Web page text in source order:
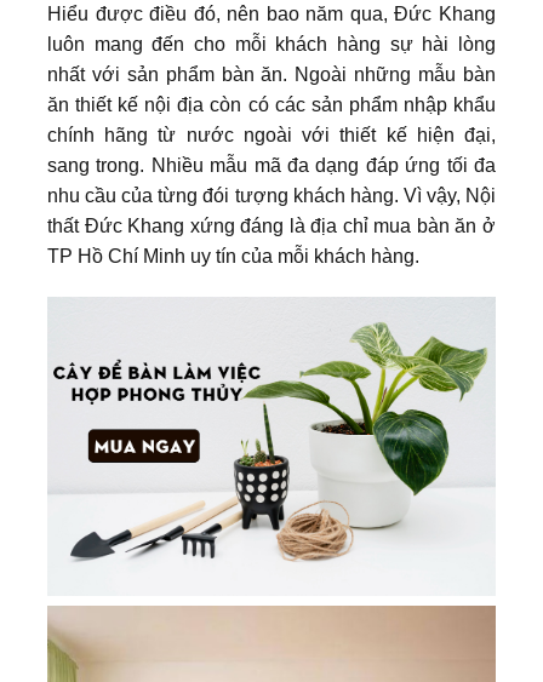
Hiểu được điều đó, nên bao năm qua, Đức Khang
luôn mang đến cho mỗi khách hàng sự hài lòng
nhất với sản phẩm bàn ăn. Ngoài những mẫu bàn
ăn thiết kế nội địa còn có các sản phẩm nhập khẩu
chính hãng từ nước ngoài với thiết kế hiện đại,
sang trong. Nhiều mẫu mã đa dạng đáp ứng tối đa
nhu cầu của từng đói tượng khách hàng. Vì vậy, Nội
thất Đức Khang xứng đáng là địa chỉ mua bàn ăn ở
TP Hồ Chí Minh uy tín của mỗi khách hàng.